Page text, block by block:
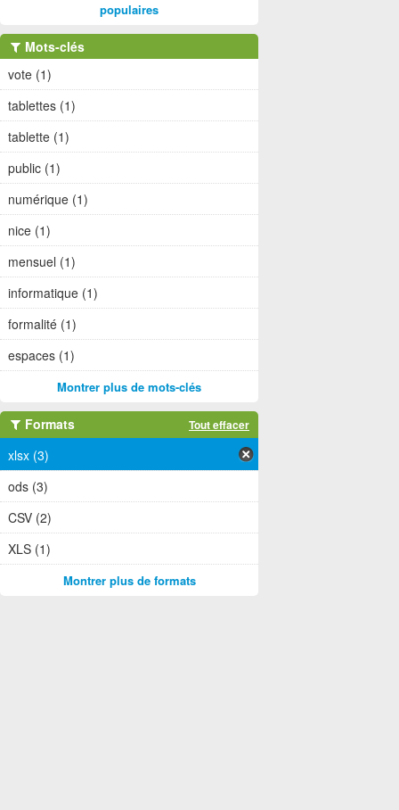
populaires
Mots-clés
vote (1)
tablettes (1)
tablette (1)
public (1)
numérique (1)
nice (1)
mensuel (1)
informatique (1)
formalité (1)
espaces (1)
Montrer plus de mots-clés
Formats Tout effacer
xlsx (3)
ods (3)
CSV (2)
XLS (1)
Montrer plus de formats